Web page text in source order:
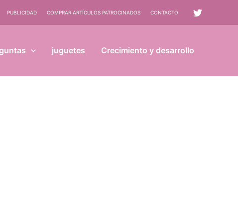
PUBLICIDAD COMPRAR ARTÍCULOS PATROCINADOS CONTACTO
juguetes Crecimiento y desarrollo